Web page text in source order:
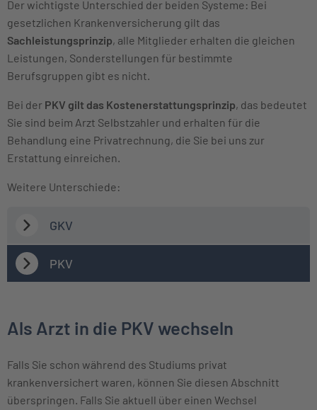
Der wichtigste Unterschied der beiden Systeme: Bei
gesetzlichen Krankenversicherung gilt das
Sachleistungsprinzip, alle Mitglieder erhalten die gleichen
Leistungen, Sonderstellungen für bestimmte
Berufsgruppen gibt es nicht.
Bei der PKV gilt das Kostenerstattungsprinzip, das bedeutet
Sie sind beim Arzt Selbstzahler und erhalten für die
Behandlung eine Privatrechnung, die Sie bei uns zur
Erstattung einreichen.
Weitere Unterschiede:
GKV
PKV
Als Arzt in die PKV wechseln
Falls Sie schon während des Studiums privat
krankenversichert waren, können Sie diesen Abschnitt
überspringen. Falls Sie aktuell über einen Wechsel